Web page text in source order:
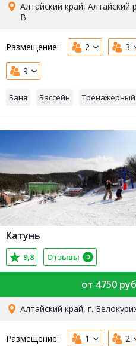
Алтайский край, Алтайский
В
Размещение: 2 3
9
Баня Бассейн Тренажерный
Катунь
9,8 Отзывы 0
от 4750
Алтайский край, г.
Размещение: 1 2